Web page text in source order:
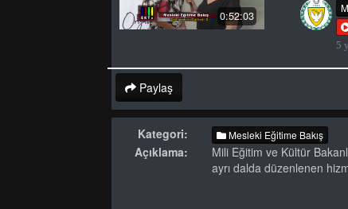
0:52:03
5
Paylaş
Kategori: Mesleki Eğitime Bakış
Açıklama:
Mili Eğitim ve Kültür
ayrı dalda düzenlenen